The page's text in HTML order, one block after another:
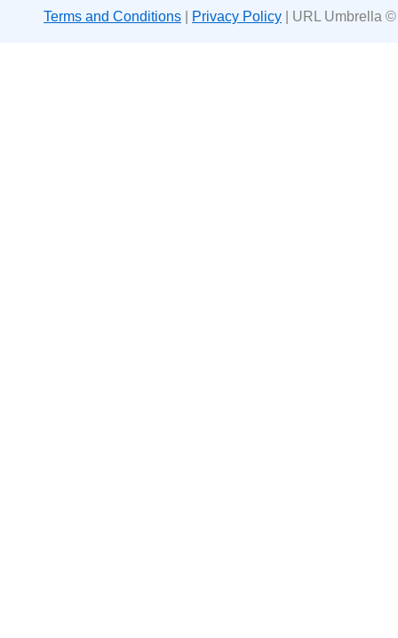
Terms and Conditions Privacy Policy | URL Umbrella